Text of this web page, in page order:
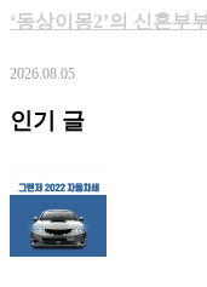
‘동상이몽2’의 신혼부
2026.08.05
인기 글